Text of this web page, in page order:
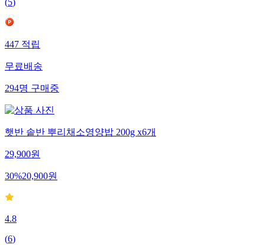
(5)
447 적립
무료배송
294명 구매중
햇반 솥반 뿌리채소영양밥 200g x6개
29,900원
30%20,900원
4.8
(6)